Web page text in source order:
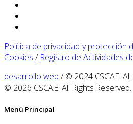
Política de privacidad y protección
Cookies / Registro de Actividades
desarrollo web / © 2024 CSCAE.
© 2026 CSCAE. All Rights Reserved.
Menú Principal